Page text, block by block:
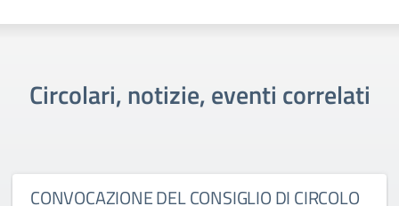
Circolari, notizie, eventi correlati
CONVOCAZIONE DEL CONSIGLIO DI CIRCOLO